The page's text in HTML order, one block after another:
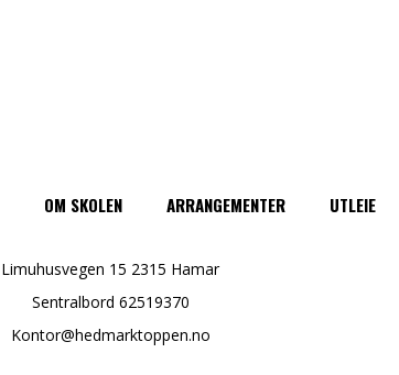
OM SKOLEN ARRANGEMENTER UTLEIE
Limuhusvegen 15 2315 Hamar
Sentralbord 62519370
Kontor@hedmarktoppen.no